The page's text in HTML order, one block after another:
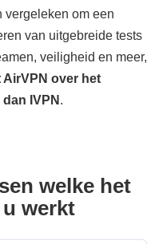
vergeleken om een
van uitgebreide tests
veiligheid en meer,
over het
IVPN .
welke het
werkt